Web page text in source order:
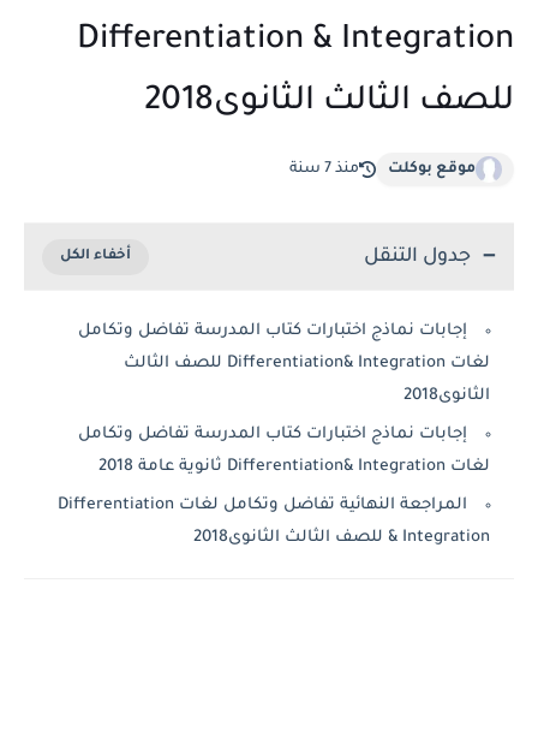
Differentiation & Integration
للصف الثالث الثانوى2018
موقع بوكلت منذ 7 سنة
جدول التنقل
إجابات نماذج اختبارات كتاب المدرسة تفاضل وتكامل
لغات Differentiation& Integration للصف الثالث
الثانوى2018
إجابات نماذج اختبارات كتاب المدرسة تفاضل وتكامل
لغات Differentiation& Integration ثانوية عامة 2018
المراجعة النهائية تفاضل وتكامل لغات Differentiation
& Integration للصف الثالث الثانوى2018